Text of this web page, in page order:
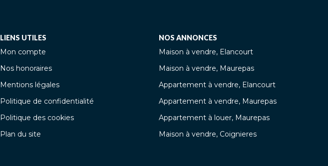
LIENS UTILES
Mon compte
Nos honoraires
Mentions légales
Politique de confidentialité
Politique des cookies
Plan du site
NOS ANNONCES
Maison à vendre, Elancourt
Maison à vendre, Maurepas
Appartement à vendre, Elancourt
Appartement à vendre, Maurepas
Appartement à louer, Maurepas
Maison à vendre, Coignieres